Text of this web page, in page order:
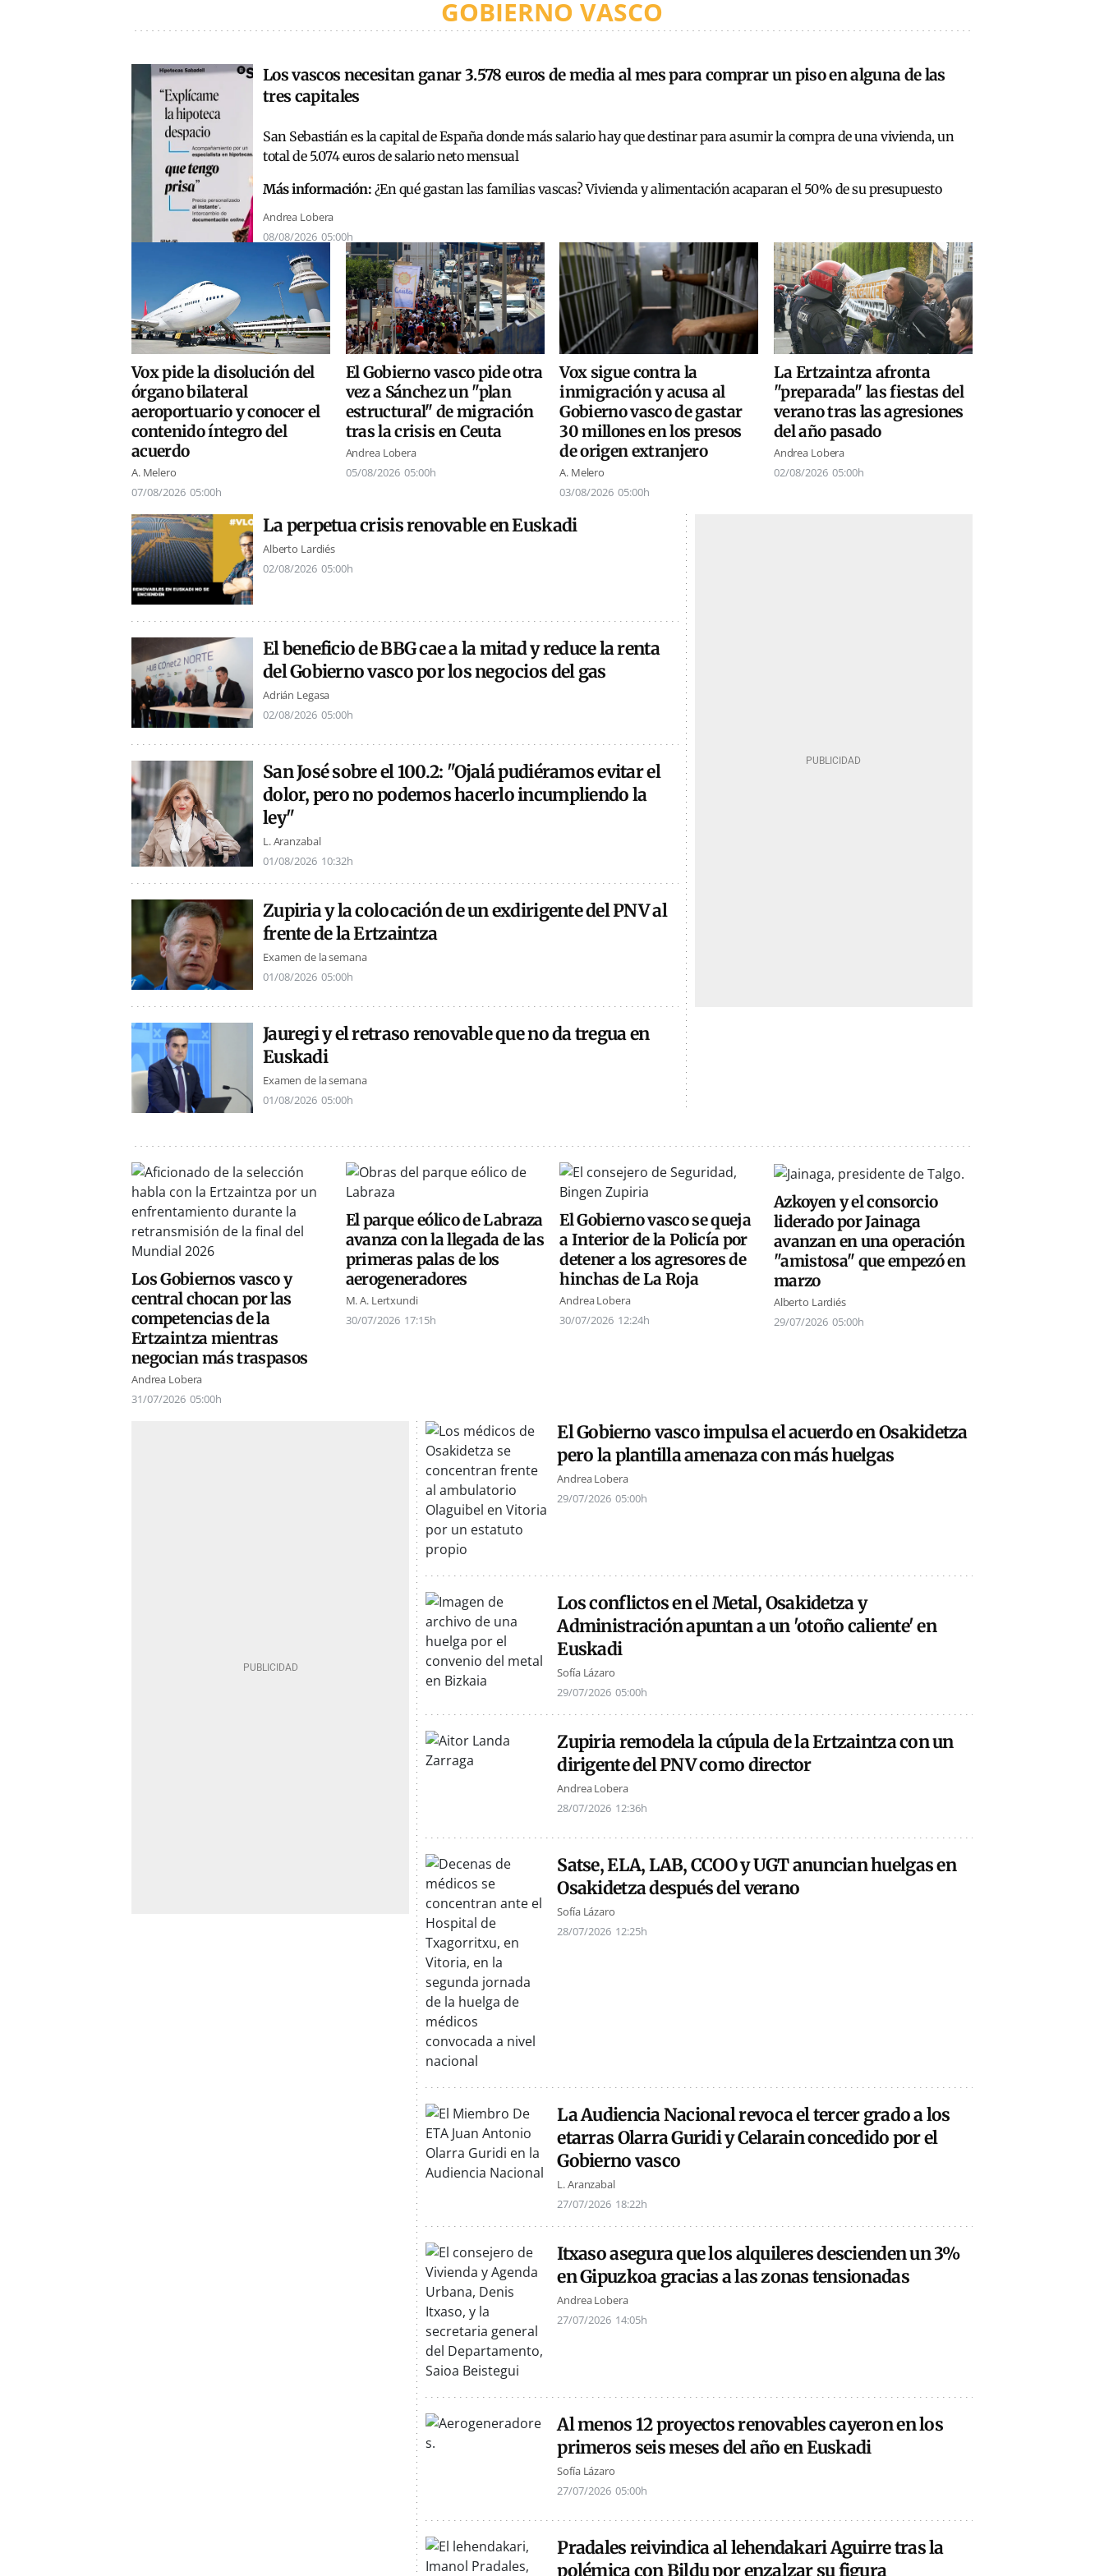
GOBIERNO VASCO
Los vascos necesitan ganar 3.578 euros de media al mes para comprar un piso en alguna de las
tres capitales
San Sebastián es la capital de España donde más salario hay que destinar para asumir la compra de una vivienda, un
total de 5.074 euros de salario neto mensual
Más información: ¿En qué gastan las familias vascas? Vivienda y alimentación acaparan el 50% de su presupuesto
Andrea Lobera
08/08/2026 05:00h
Vox pide la disolución del
órgano bilateral
aeroportuario y conocer el
contenido íntegro del
acuerdo
A. Melero
07/08/2026 05:00h
El Gobierno vasco pide otra
vez a Sánchez un "plan
estructural" de migración
tras la crisis en Ceuta
Andrea Lobera
05/08/2026 05:00h
Vox sigue contra la
inmigración y acusa al
Gobierno vasco de gastar
30 millones en los presos
de origen extranjero
A. Melero
03/08/2026 05:00h
La Ertzaintza afronta
"preparada" las fiestas del
verano tras las agresiones
del año pasado
Andrea Lobera
02/08/2026 05:00h
La perpetua crisis renovable en Euskadi
Alberto Lardiés
02/08/2026 05:00h
El beneficio de BBG cae a la mitad y reduce la renta
del Gobierno vasco por los negocios del gas
Adrián Legasa
02/08/2026 05:00h
San José sobre el 100.2: "Ojalá pudiéramos evitar el
dolor, pero no podemos hacerlo incumpliendo la
ley"
L. Aranzabal
01/08/2026 10:32h
Zupiria y la colocación de un exdirigente del PNV al
frente de la Ertzaintza
Examen de la semana
01/08/2026 05:00h
Jauregi y el retraso renovable que no da tregua en
Euskadi
Examen de la semana
01/08/2026 05:00h
Los Gobiernos vasco y
central chocan por las
competencias de la
Ertzaintza mientras
negocian más traspasos
Andrea Lobera
31/07/2026 05:00h
El parque eólico de Labraza
avanza con la llegada de las
primeras palas de los
aerogeneradores
M. A. Lertxundi
30/07/2026 17:15h
El Gobierno vasco se queja
a Interior de la Policía por
detener a los agresores de
hinchas de La Roja
Andrea Lobera
30/07/2026 12:24h
Azkoyen y el consorcio
liderado por Jainaga
avanzan en una operación
"amistosa" que empezó en
marzo
Alberto Lardiés
29/07/2026 05:00h
El Gobierno vasco impulsa el acuerdo en Osakidetza
pero la plantilla amenaza con más huelgas
Andrea Lobera
29/07/2026 05:00h
Los conflictos en el Metal, Osakidetza y
Administración apuntan a un 'otoño caliente' en
Euskadi
Sofía Lázaro
29/07/2026 05:00h
Zupiria remodela la cúpula de la Ertzaintza con un
dirigente del PNV como director
Andrea Lobera
28/07/2026 12:36h
Satse, ELA, LAB, CCOO y UGT anuncian huelgas en
Osakidetza después del verano
Sofía Lázaro
28/07/2026 12:25h
La Audiencia Nacional revoca el tercer grado a los
etarras Olarra Guridi y Celarain concedido por el
Gobierno vasco
L. Aranzabal
27/07/2026 18:22h
Itxaso asegura que los alquileres descienden un 3%
en Gipuzkoa gracias a las zonas tensionadas
Andrea Lobera
27/07/2026 14:05h
Al menos 12 proyectos renovables cayeron en los
primeros seis meses del año en Euskadi
Sofía Lázaro
27/07/2026 05:00h
Pradales reivindica al lehendakari Aguirre tras la
polémica con Bildu por enzalzar su figura